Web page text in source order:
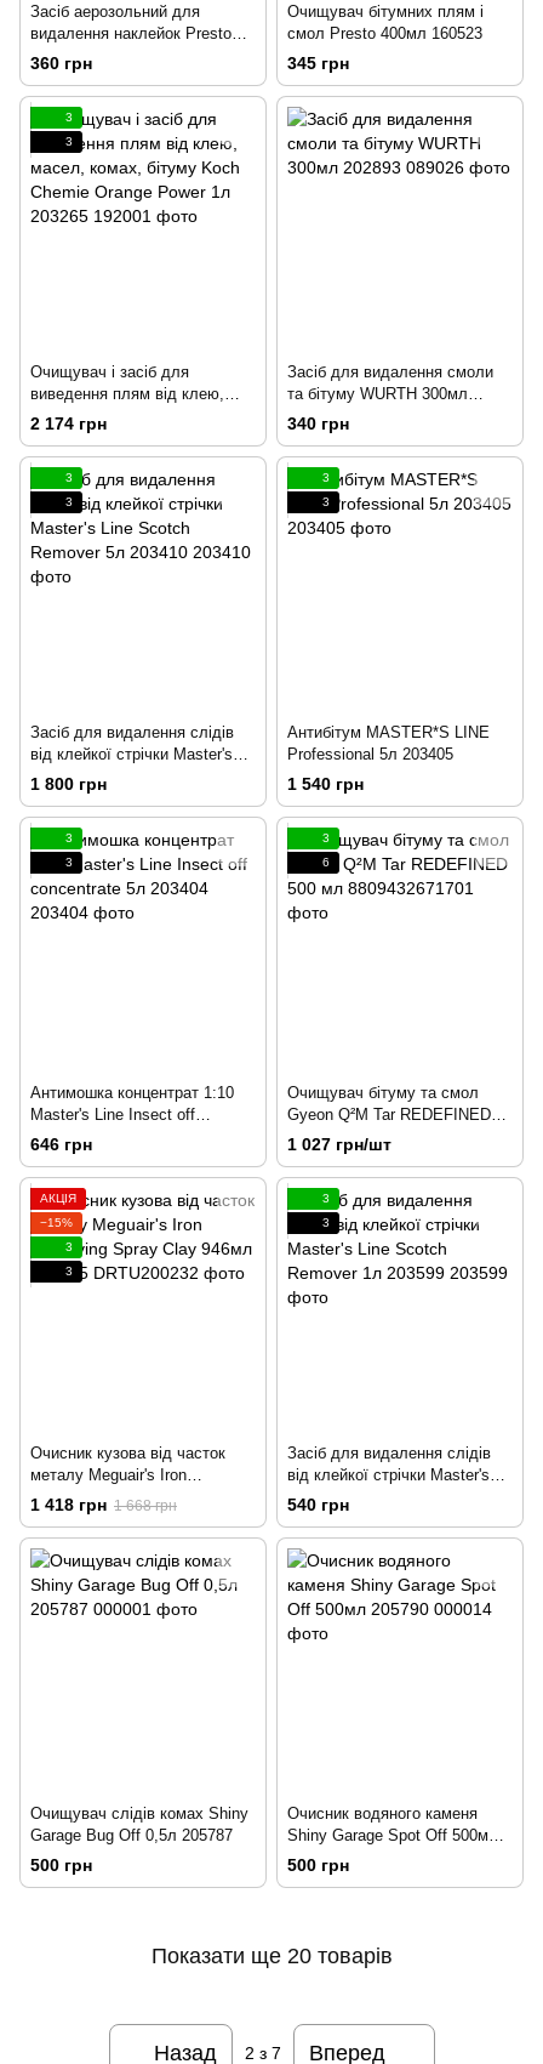
Засіб аерозольний для
видалення наклейок Presto
150мл 142969
360 грн
Очищувач бітумних плям і
смол Presto 400мл 160523
345 грн
3
3
Очищувач і засіб для
виведення плям від клею,
масел, комах, бітуму Koch
Chemie Orange Power 1л
203265
2 174 грн
Засіб для видалення смоли
та бітуму WURTH 300мл
202893
340 грн
3
3
Засіб для видалення слідів
від клейкої стрічки Master's
Line Scotch Remover 5л
1 800 грн
3
3
Антибітум MASTER*S LINE
Professional 5л 203405
1 540 грн
3
3
Антимошка концентрат 1:10
Master's Line Insect off
concentrate 5л 203404
646 грн
3
6
Очищувач бітуму та смол
Gyeon Q²M Tar REDEFINED
500 мл
1 027 грн/шт
АКЦІЯ
−15%
3
3
Очисник кузова від часток
металу Meguair's Iron
Removing Spray Clay 946мл
1 418 грн 1 668 грн
3
3
Засіб для видалення слідів
від клейкої стрічки Master's
Line Scotch Remover 1л
203599
540 грн
Очищувач слідів комах Shiny
Garage Bug Off 0,5л 205787
500 грн
Очисник водяного каменя
Shiny Garage Spot Off 500мл
205790
500 грн
Показати ще 20 товарів
Назад 2 з 7 Вперед